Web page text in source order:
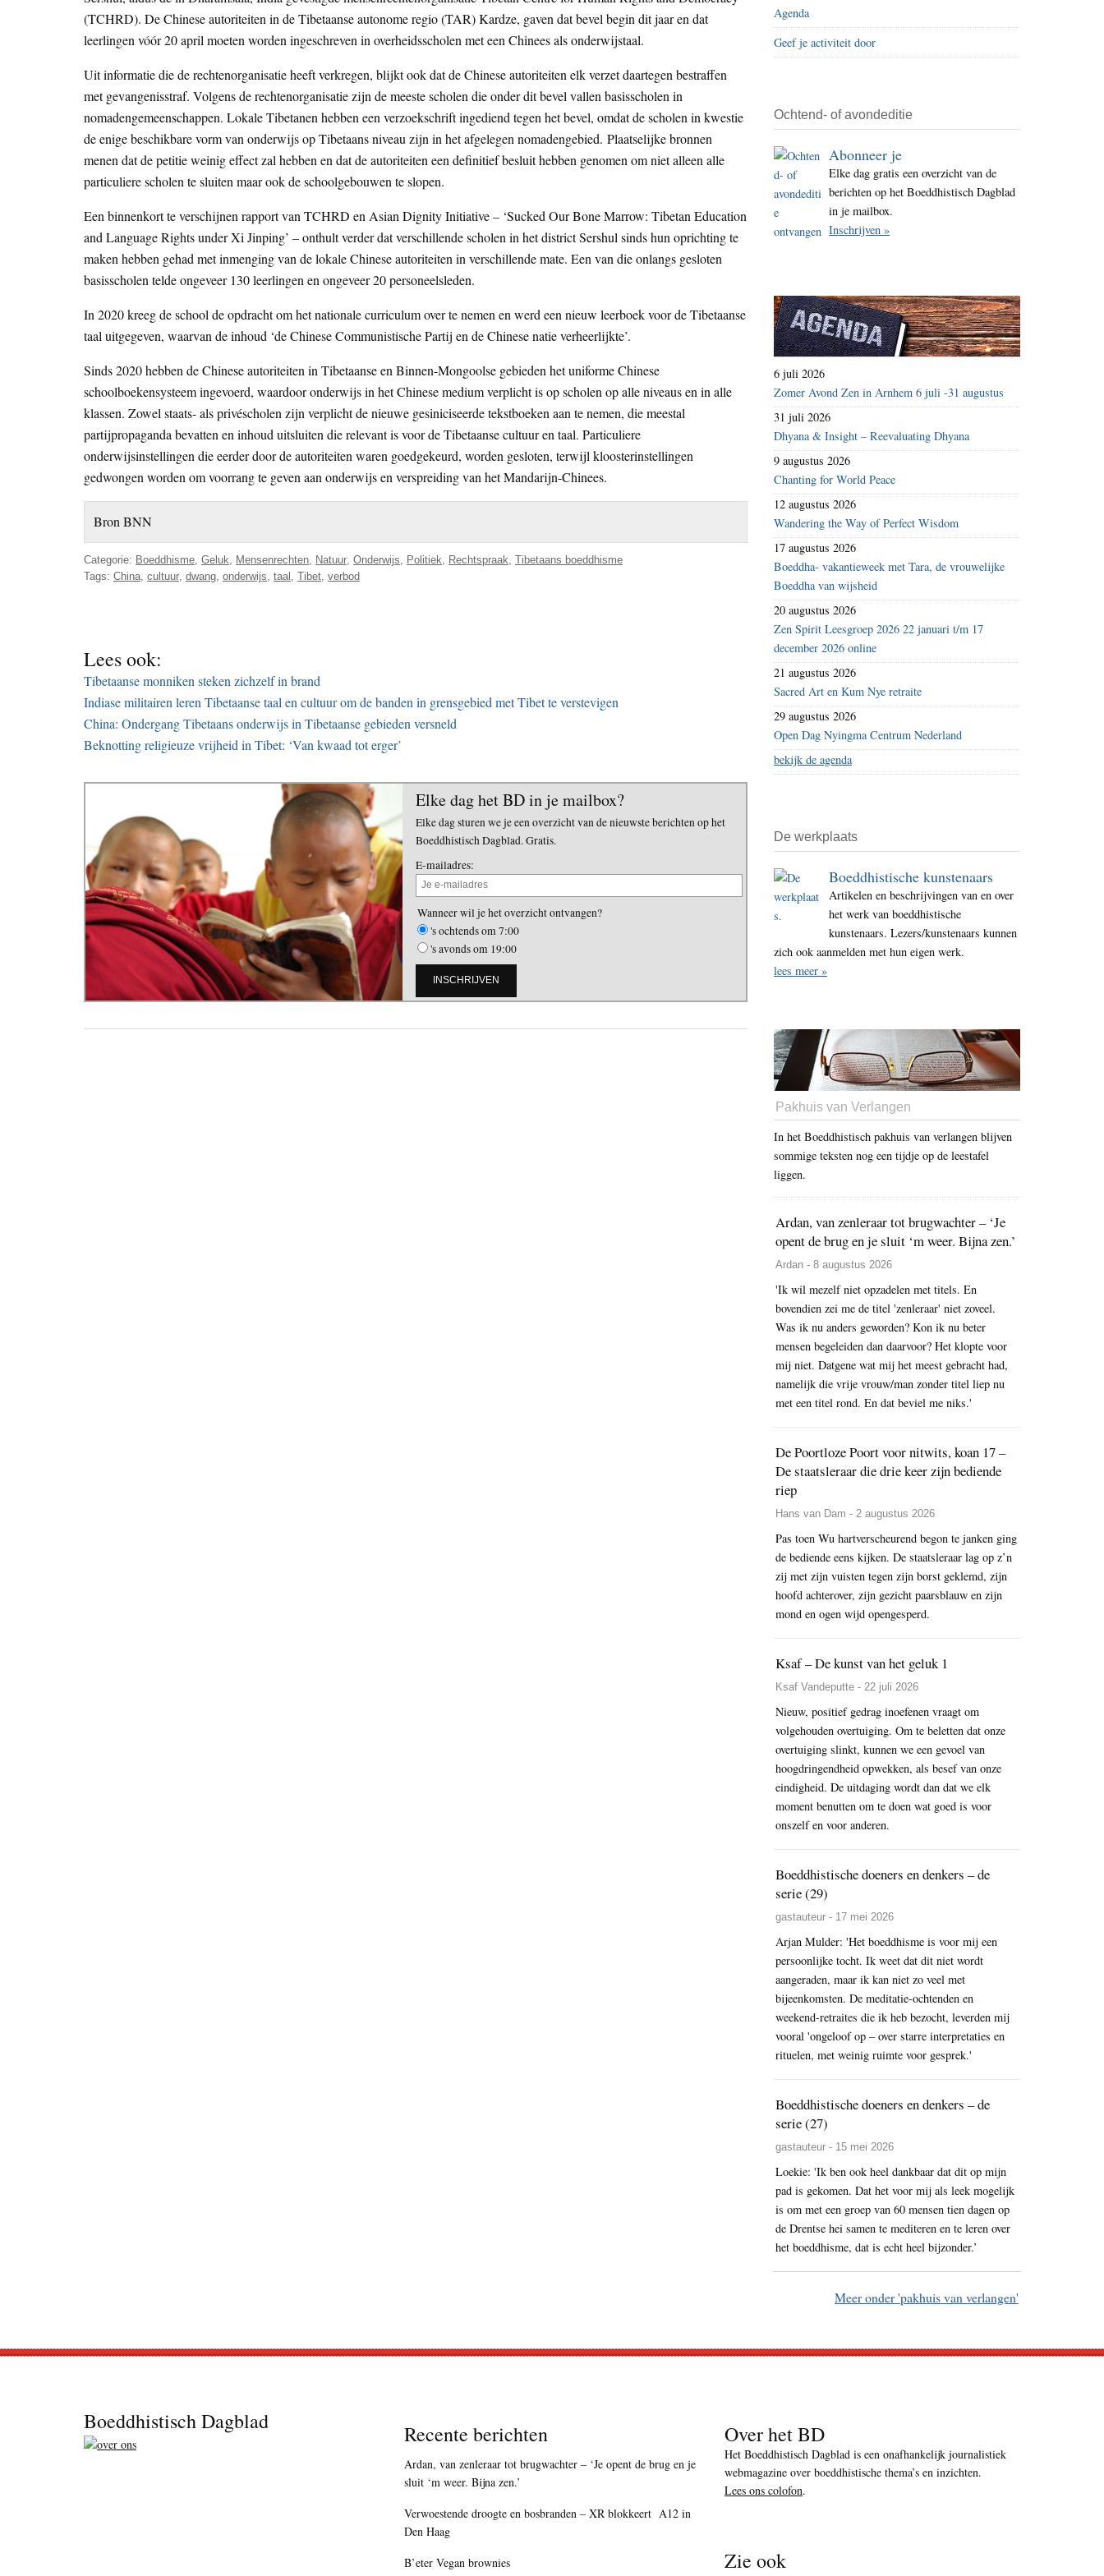
i
t
e
(TCHRD). De Chinese autoriteiten in de Tibetaanse autonome regio (TAR) Kardze, gaven dat bevel begin dit jaar en dat
leerlingen vóór 20 april moeten worden ingeschreven in overheidsscholen met een Chinees als onderwijstaal.
Uit informatie die de rechtenorganisatie heeft verkregen, blijkt ook dat de Chinese autoriteiten elk verzet daartegen bestraffen
met gevangenisstraf. Volgens de rechtenorganisatie zijn de meeste scholen die onder dit bevel vallen basisscholen in
nomadengemeenschappen. Lokale Tibetanen hebben een verzoekschrift ingediend tegen het bevel, omdat de scholen in kwestie
de enige beschikbare vorm van onderwijs op Tibetaans niveau zijn in het afgelegen nomadengebied. Plaatselijke bronnen
menen dat de petitie weinig effect zal hebben en dat de autoriteiten een definitief besluit hebben genomen om niet alleen alle
particuliere scholen te sluiten maar ook de schoolgebouwen te slopen.
Een binnenkort te verschijnen rapport van TCHRD en Asian Dignity Initiative – ‘Sucked Our Bone Marrow: Tibetan Education
and Language Rights under Xi Jinping’ – onthult verder dat verschillende scholen in het district Sershul sinds hun oprichting te
maken hebben gehad met inmenging van de lokale Chinese autoriteiten in verschillende mate. Een van die onlangs gesloten
basisscholen telde ongeveer 130 leerlingen en ongeveer 20 personeelsleden.
In 2020 kreeg de school de opdracht om het nationale curriculum over te nemen en werd een nieuw leerboek voor de Tibetaanse
taal uitgegeven, waarvan de inhoud ‘de Chinese Communistische Partij en de Chinese natie verheerlijkte’.
Sinds 2020 hebben de Chinese autoriteiten in Tibetaanse en Binnen-Mongoolse gebieden het uniforme Chinese
schoolboekensysteem ingevoerd, waardoor onderwijs in het Chinese medium verplicht is op scholen op alle niveaus en in alle
klassen. Zowel staats- als privéscholen zijn verplicht de nieuwe gesiniciseerde tekstboeken aan te nemen, die meestal
partijpropaganda bevatten en inhoud uitsluiten die relevant is voor de Tibetaanse cultuur en taal. Particuliere
onderwijsinstellingen die eerder door de autoriteiten waren goedgekeurd, worden gesloten, terwijl kloosterinstellingen
gedwongen worden om voorrang te geven aan onderwijs en verspreiding van het Mandarijn-Chinees.
Bron BNN
Categorie: Boeddhisme Geluk Mensenrechten Natuur Onderwijs Politiek Rechtspraak Tibetaans boeddhisme
Tags: China cultuur dwang onderwijs taal Tibet verbod
Lees ook:
Tibetaanse monniken steken zichzelf in brand
Indiase militairen leren Tibetaanse taal en cultuur om de banden in grensgebied met Tibet te verstevigen
China: Ondergang Tibetaans onderwijs in Tibetaanse gebieden versneld
Beknotting religieuze vrijheid in Tibet: ‘Van kwaad tot erger’
Elke dag het BD in je mailbox?
Elke dag sturen we je een overzicht van de nieuwste berichten op het
Boeddhistisch Dagblad. Gratis.
E-mailadres:
Wanneer wil je het overzicht ontvangen?
's ochtends om 7:00
's avonds om 19:00
Agenda
Geef je activiteit door
Ochtend- of avondeditie
Abonneer je
Elke dag gratis een overzicht van de
berichten op het Boeddhistisch Dagblad
in je mailbox.
Inschrijven »
6 juli 2026
Zomer Avond Zen in Arnhem 6 juli -31 augustus
31 juli 2026
Dhyana & Insight – Reevaluating Dhyana
9 augustus 2026
Chanting for World Peace
12 augustus 2026
Wandering the Way of Perfect Wisdom
17 augustus 2026
Boeddha- vakantieweek met Tara, de vrouwelijke
Boeddha van wijsheid
20 augustus 2026
Zen Spirit Leesgroep 2026 22 januari t/m 17
december 2026 online
21 augustus 2026
Sacred Art en Kum Nye retraite
29 augustus 2026
Open Dag Nyingma Centrum Nederland
bekijk de agenda
De werkplaats
Boeddhistische kunstenaars
Artikelen en beschrijvingen van en over
het werk van boeddhistische
kunstenaars. Lezers/kunstenaars kunnen
zich ook aanmelden met hun eigen werk.
lees meer »
Pakhuis van Verlangen
In het Boeddhistisch pakhuis van verlangen blijven
sommige teksten nog een tijdje op de leestafel
liggen.
Ardan, van zenleraar tot brugwachter – ‘Je
opent de brug en je sluit ‘m weer. Bijna zen.’
Ardan - 8 augustus 2026
'Ik wil mezelf niet opzadelen met titels. En
bovendien zei me de titel 'zenleraar' niet zoveel.
Was ik nu anders geworden? Kon ik nu beter
mensen begeleiden dan daarvoor? Het klopte voor
mij niet. Datgene wat mij het meest gebracht had,
namelijk die vrije vrouw/man zonder titel liep nu
met een titel rond. En dat beviel me niks.'
De Poortloze Poort voor nitwits, koan 17 –
De staatsleraar die drie keer zijn bediende
riep
Hans van Dam - 2 augustus 2026
Pas toen Wu hartverscheurend begon te janken ging
de bediende eens kijken. De staatsleraar lag op z’n
zij met zijn vuisten tegen zijn borst geklemd, zijn
hoofd achterover, zijn gezicht paarsblauw en zijn
mond en ogen wijd opengesperd.
Ksaf – De kunst van het geluk 1
Ksaf Vandeputte - 22 juli 2026
Nieuw, positief gedrag inoefenen vraagt om
volgehouden overtuiging. Om te beletten dat onze
overtuiging slinkt, kunnen we een gevoel van
hoogdringendheid opwekken, als besef van onze
eindigheid. De uitdaging wordt dan dat we elk
moment benutten om te doen wat goed is voor
onszelf en voor anderen.
Boeddhistische doeners en denkers – de
serie (29)
gastauteur - 17 mei 2026
Arjan Mulder: 'Het boeddhisme is voor mij een
persoonlijke tocht. Ik weet dat dit niet wordt
aangeraden, maar ik kan niet zo veel met
bijeenkomsten. De meditatie-ochtenden en
weekend-retraites die ik heb bezocht, leverden mij
vooral 'ongeloof op – over starre interpretaties en
rituelen, met weinig ruimte voor gesprek.'
Boeddhistische doeners en denkers – de
serie (27)
gastauteur - 15 mei 2026
Loekie: 'Ik ben ook heel dankbaar dat dit op mijn
pad is gekomen. Dat het voor mij als leek mogelijk
is om met een groep van 60 mensen tien dagen op
de Drentse hei samen te mediteren en te leren over
het boeddhisme, dat is echt heel bijzonder.’
Meer onder 'pakhuis van verlangen'
Boeddhistisch Dagblad Recente berichten
Ardan, van zenleraar tot brugwachter – ‘Je opent de brug en je
sluit ‘m weer. Bijna zen.’
Verwoestende droogte en bosbranden – XR blokkeert A12 in
Den Haag
B’eter Vegan brownies
Over het BD
Het Boeddhistisch Dagblad is een onafhankelijk journalistiek
webmagazine over boeddhistische thema’s en inzichten.
Lees ons colofon.
Zie ook